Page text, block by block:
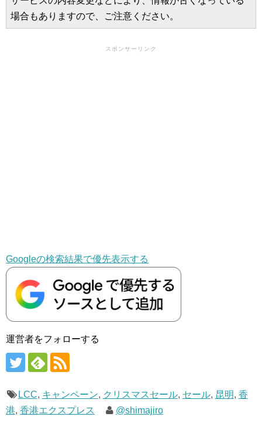
場合もありますので、ご注意ください。
スポンサーリンク
Googleの検索結果で優先表示する
運営者をフォローする
LCC, キャンペーン, クリスマスセール, セール, 昆明, 香
港, 香港エクスプレス @shimajiro